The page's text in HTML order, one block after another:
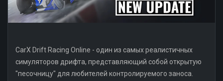
CarX Drift Racing Online - один из самых реалистичных
симуляторов дрифта, представляющий собой открытую
"песочницу" для любителей контролируемого заноса.